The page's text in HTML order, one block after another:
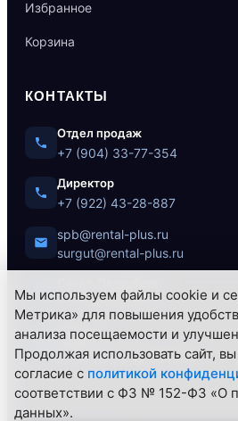
Избранное
Корзина
КОНТАКТЫ
Отдел продаж
+7 (904) 33-77-354
Директор
+7 (922) 43-28-887
spb@rental-plus.ru
surgut@rental-plus.ru
ул. Литовская, 10
Сургут
Нефтеюганское ш., 62/1
Мы используем файлы cookie и
Метрика» для повышения
анализа посещаемости и
Продолжая использовать сайт,
согласие с политикой
соответствии с ФЗ № 152-ФЗ «О
данных».